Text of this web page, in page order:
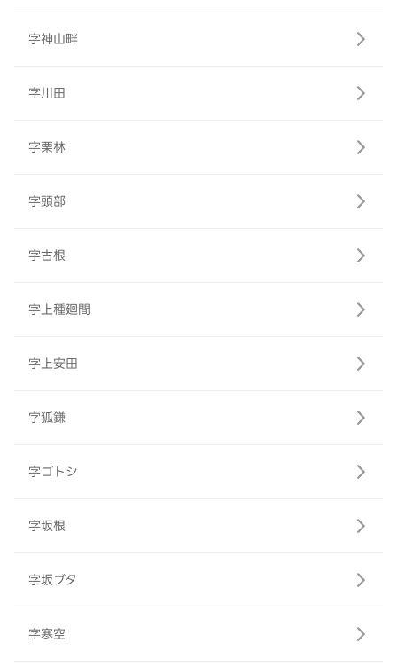
字神山畔
字川田
字栗林
字頭部
字古根
字上種廻間
字上安田
字狐鎌
字ゴトシ
字坂根
字坂ブタ
字寒空